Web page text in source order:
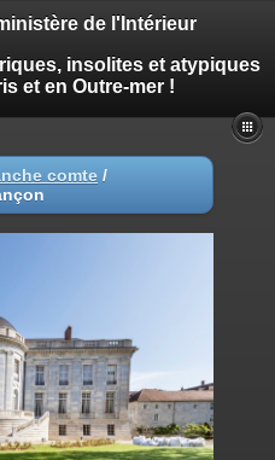
de l'Intérieur
insolites et atypiques
et en Outre-mer !
comte /